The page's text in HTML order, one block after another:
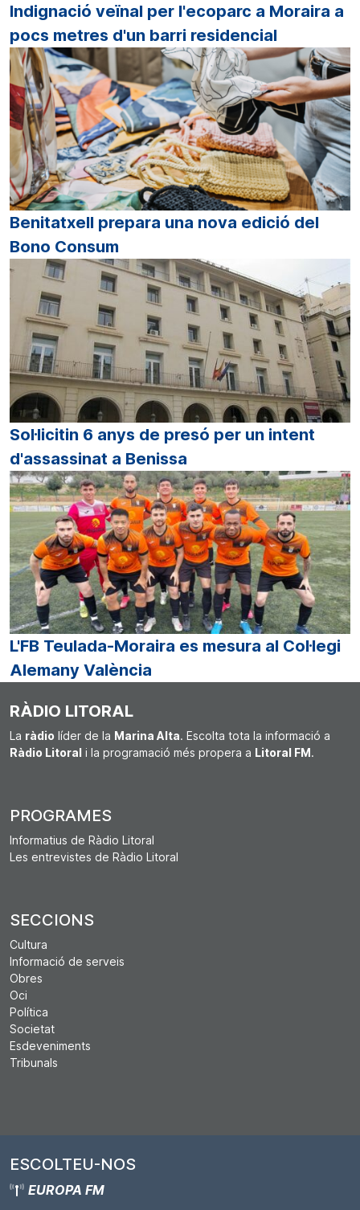
Indignació veïnal per l'ecoparc a Moraira a
pocs metres d'un barri residencial
Benitatxell prepara una nova edició del
Bono Consum
Sol·licitin 6 anys de presó per un intent
d'assassinat a Benissa
L'FB Teulada-Moraira es mesura al Col·legi
Alemany València
RÀDIO LITORAL
La ràdio líder de la Marina Alta. Escolta tota la informació a
Ràdio Litoral i la programació més propera a Litoral FM.
PROGRAMES
Informatius de Ràdio Litoral
Les entrevistes de Ràdio Litoral
SECCIONS
Cultura
Informació de serveis
Obres
Oci
Política
Societat
Esdeveniments
Tribunals
ESCOLTEU-NOS
EUROPA FM